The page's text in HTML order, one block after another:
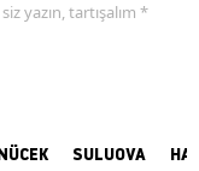
yazın, tartışalım *
SULUOVA